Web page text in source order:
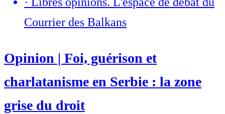
Courrier des Balkans
Opinion | Foi, guérison et
charlatanisme en Serbie : la zone
grise du droit